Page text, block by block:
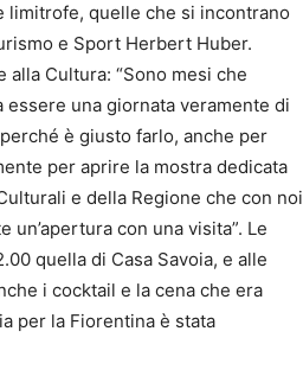
limitrofe, quelle che si incontrano
e Sport Herbert Huber.
alla Cultura: “Sono mesi che
una giornata veramente di
è giusto farlo, anche per
per aprire la mostra dedicata
e della Regione che con noi
con una visita”. Le
quella di Casa Savoia, e alle
i cocktail e la cena che era
per la Fiorentina è stata